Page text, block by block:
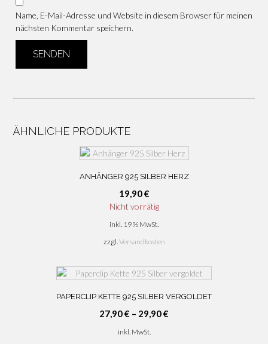
Name, E-Mail-Adresse und Website in diesem Browser für meinen
nächsten Kommentar speichern.
ÄHNLICHE PRODUKTE
ANHÄNGER 925 SILBER HERZ
19,90€
Nicht vorrätig
inkl. 19 % MwSt.
zzgl.Versandkosten
PAPERCLIP KETTE 925 SILBER VERGOLDET
27,90€ – 29,90€
inkl. MwSt.